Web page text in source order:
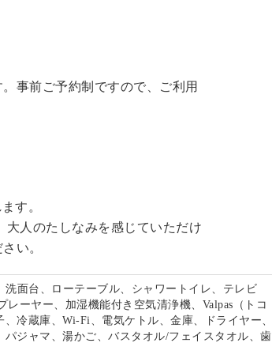
事前ご予約制ですので、ご利用
す。
人のたしなみを感じていただけ
い。
洗面台、ローテーブル、シャワートイレ、テレビ
レーヤー、加湿機能付き空気清浄機、Valpas（トコ
冷蔵庫、Wi-Fi、電気ケトル、金庫、ドライヤー、
ジャマ、湯かご、バスタオル/フェイスタオル、歯